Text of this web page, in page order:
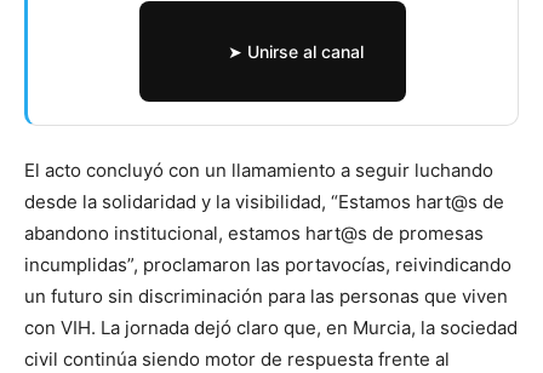
➤ Unirse al canal
El acto concluyó con un llamamiento a seguir luchando
desde la solidaridad y la visibilidad, “Estamos hart@s de
abandono institucional, estamos hart@s de promesas
incumplidas”, proclamaron las portavocías, reivindicando
un futuro sin discriminación para las personas que viven
con VIH. La jornada dejó claro que, en Murcia, la sociedad
civil continúa siendo motor de respuesta frente al